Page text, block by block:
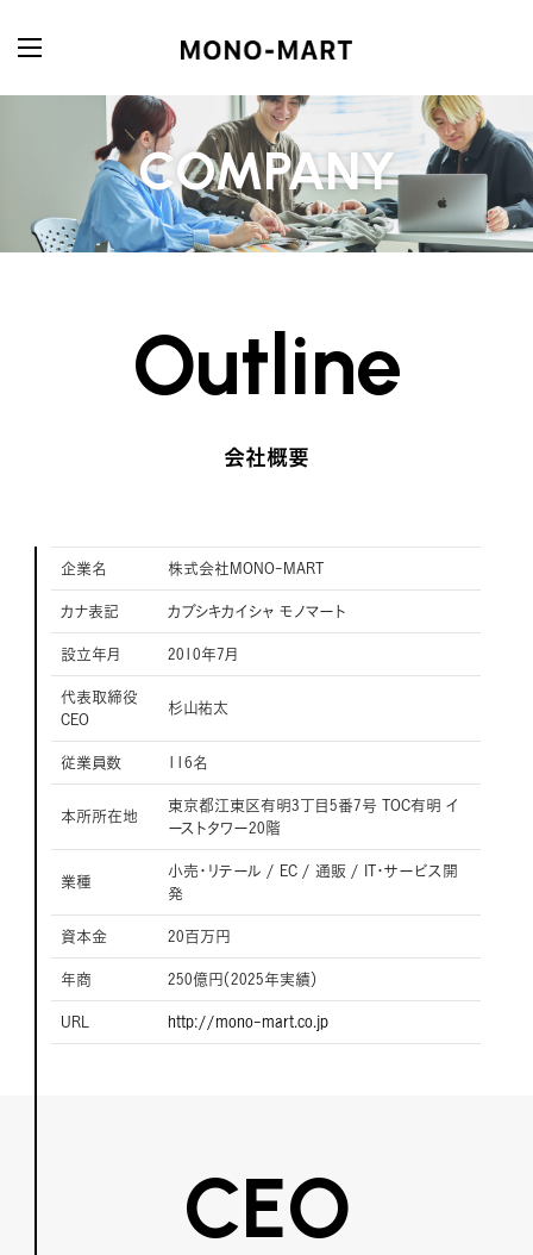
COMPANY
Outline
会社概要
企業名 株式会社MONO-MART
カナ表記 カブシキカイシャ モノマート
設立年月 2010年7月
代表取締役
CEO
杉山祐太
従業員数 116名
本所所在地
東京都江東区有明3丁目5番7号 TOC有明 イ
ーストタワー20階
業種
小売・リテール / EC / 通販 / IT・サービス開
発
資本金 20百万円
年商 250億円（2025年実績）
URL http://mono-mart.co.jp
CEO